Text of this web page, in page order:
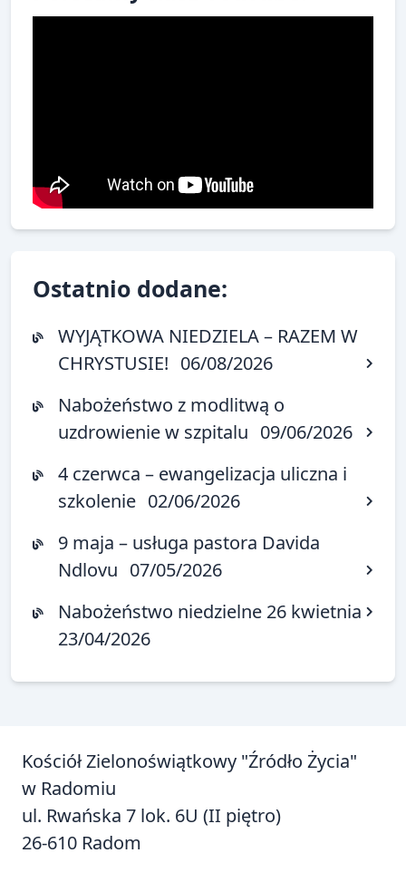
Ostatnio dodane:
WYJĄTKOWA NIEDZIELA – RAZEM W
CHRYSTUSIE! 06/08/2026
Nabożeństwo z modlitwą o
uzdrowienie w szpitalu 09/06/2026
4 czerwca – ewangelizacja uliczna i
szkolenie 02/06/2026
9 maja – usługa pastora Davida
Ndlovu 07/05/2026
Nabożeństwo niedzielne 26 kwietnia
23/04/2026
Kościół Zielonoświątkowy "Źródło Życia"
w Radomiu
ul. Rwańska 7 lok. 6U (II piętro)
26-610 Radom